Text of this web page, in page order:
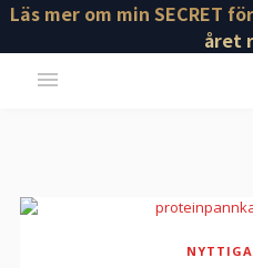
Läs mer om min SECRET
året
NYTTIGA